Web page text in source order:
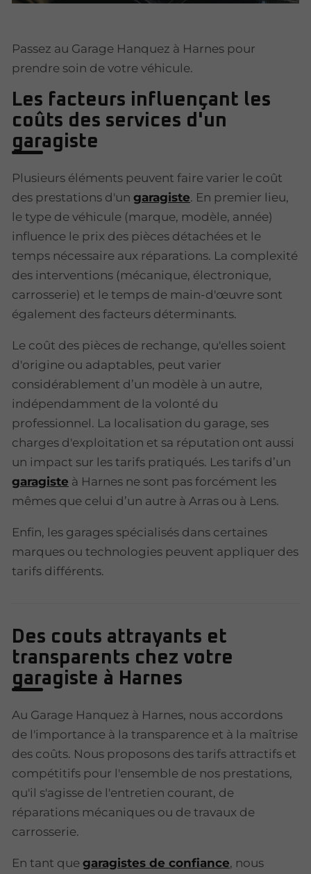
Passez au Garage Hanquez à Harnes pour
prendre soin de votre véhicule.
Les facteurs influençant les
coûts des services d'un
garagiste
Plusieurs éléments peuvent faire varier le coût
des prestations d'un garagiste. En premier lieu,
le type de véhicule (marque, modèle, année)
influence le prix des pièces détachées et le
temps nécessaire aux réparations. La complexité
des interventions (mécanique, électronique,
carrosserie) et le temps de main-d'œuvre sont
également des facteurs déterminants.
Le coût des pièces de rechange, qu'elles soient
d'origine ou adaptables, peut varier
considérablement d’un modèle à un autre,
indépendamment de la volonté du
professionnel. La localisation du garage, ses
charges d'exploitation et sa réputation ont aussi
un impact sur les tarifs pratiqués. Les tarifs d’un
garagiste à Harnes ne sont pas forcément les
mêmes que celui d’un autre à Arras ou à Lens.
Enfin, les garages spécialisés dans certaines
marques ou technologies peuvent appliquer des
tarifs différents.
Des couts attrayants et
transparents chez votre
garagiste à Harnes
Au Garage Hanquez à Harnes, nous accordons
de l'importance à la transparence et à la maîtrise
des coûts. Nous proposons des tarifs attractifs et
compétitifs pour l'ensemble de nos prestations,
qu'il s'agisse de l'entretien courant, de
réparations mécaniques ou de travaux de
carrosserie.
En tant que garagistes de confiance, nous